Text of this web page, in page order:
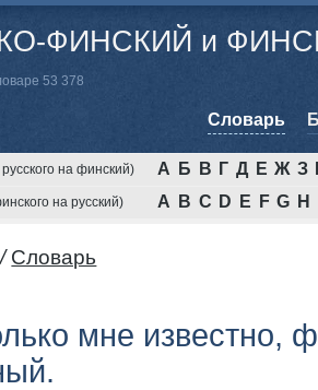
ФИНСКИЙ и
53 378
Cловарь
русского на финский) А Б В Г Д Е Ж З
на русский) A B C D E F G H
/ Cловарь
мне известно,